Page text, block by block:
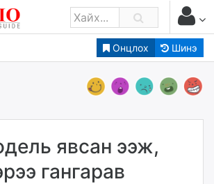
Онцлох Шинэ
явсан ээж,
гангарав